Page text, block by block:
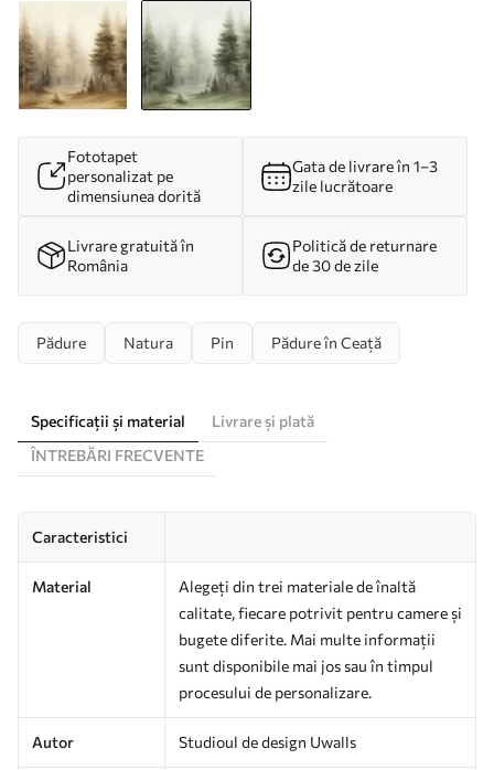
Fototapet
personalizat pe
dimensiunea dorită
Gata de livrare în 1–3
zile lucrătoare
Livrare gratuită în
România
Politică de returnare
de 30 de zile
Pădure Natura Pin Pădure în Ceață
Specificații și material
Livrare și plată
ÎNTREBĂRI FRECVENTE
Caracteristici
Material
Alegeți din trei materiale de înaltă
calitate, fiecare potrivit pentru camere și
bugete diferite. Mai multe informații
sunt disponibile mai jos sau în timpul
procesului de personalizare.
Autor Studioul de design Uwalls